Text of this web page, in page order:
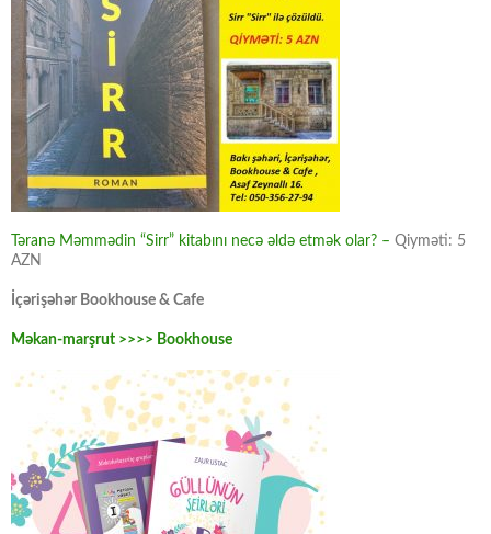
Təranə Məmmədin “Sirr” kitabını necə əldə etmək olar? – Qiyməti: 5
AZN
İçərişəhər Bookhouse & Cafe
Məkan-marşrut >>>> Bookhouse